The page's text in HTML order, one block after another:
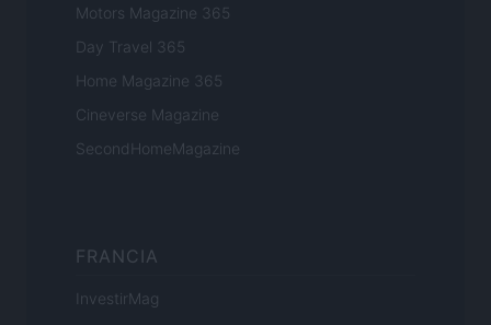
Motors Magazine 365
Day Travel 365
Home Magazine 365
Cineverse Magazine
SecondHomeMagazine
FRANCIA
InvestirMag